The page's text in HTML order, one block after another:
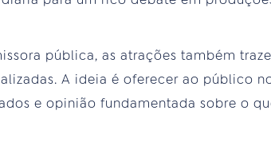
pública, as atrações também
A ideia é oferecer ao público
e opinião fundamentada sobre o